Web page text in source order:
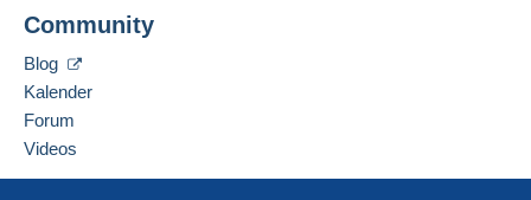
Mitglied sein und sich einloggen.
ZONE ARTISANALE DU BRAIGNO
3 route de Vannes
56700
Community
Blog
Kalender
Forum
Videos